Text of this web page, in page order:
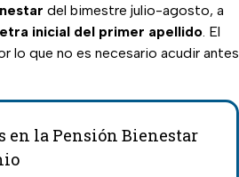
del bimestre julio-agosto, a
inicial del primer apellido. El
lo que no es necesario acudir antes
en la Pensión Bienestar